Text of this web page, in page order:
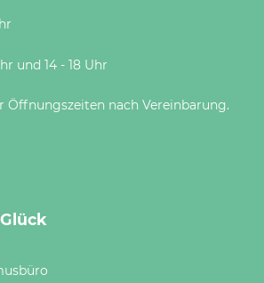
14 - 18 Uhr
Öffnungszeiten nach Vereinbarung.